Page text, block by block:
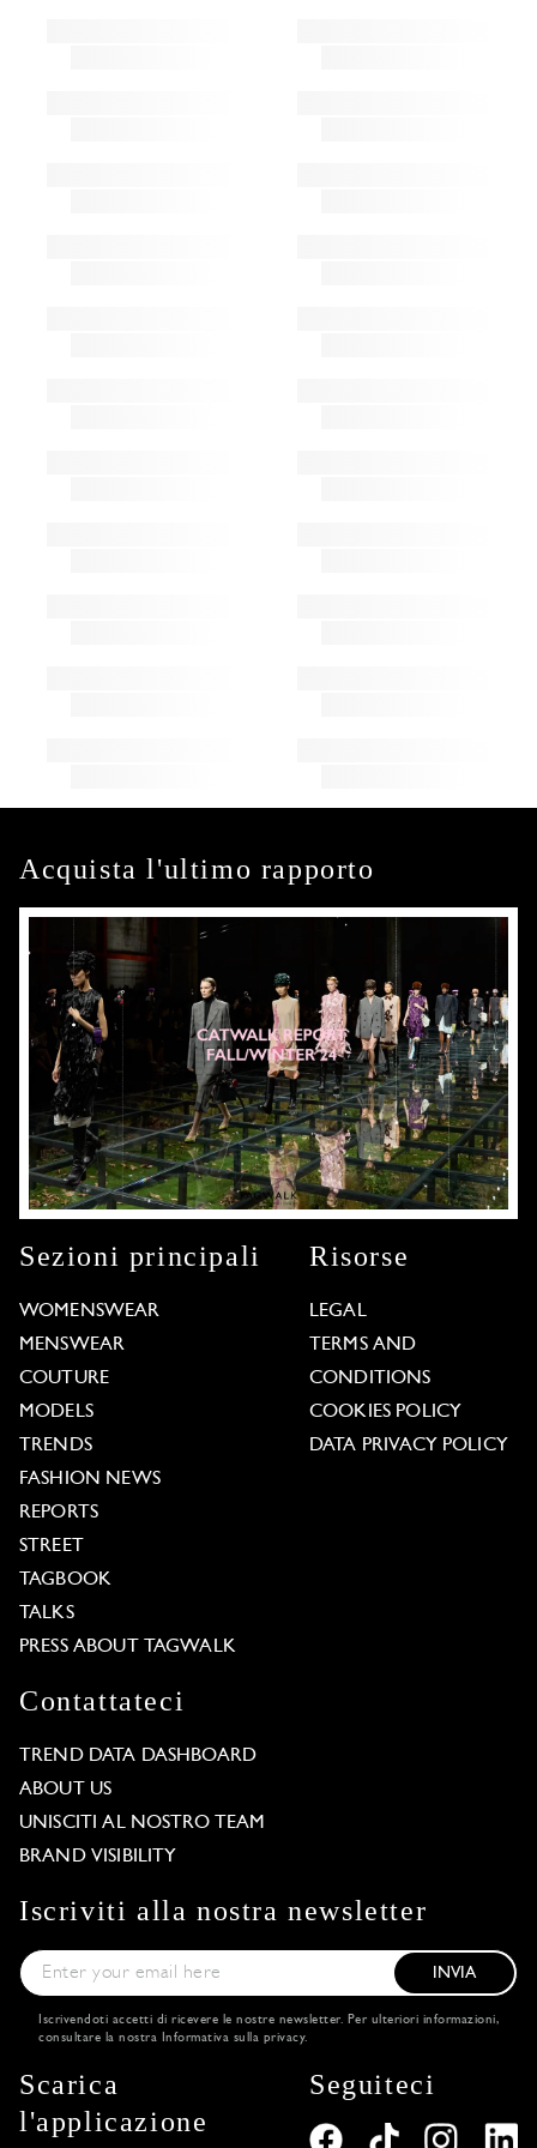
Acquista l'ultimo rapporto
Sezioni principali
WOMENSWEAR
MENSWEAR
COUTURE
MODELS
TRENDS
FASHION NEWS
REPORTS
STREET
TAGBOOK
TALKS
PRESS ABOUT TAGWALK
Risorse
LEGAL
TERMS AND
CONDITIONS
COOKIES POLICY
DATA PRIVACY POLICY
Contattateci
TREND DATA DASHBOARD
ABOUT US
UNISCITI AL NOSTRO TEAM
BRAND VISIBILITY
Iscriviti alla nostra newsletter
INVIA
Iscrivendoti accetti di ricevere le nostre newsletter. Per ulteriori informazioni,
consultare la nostra
Informativa sulla privacy.
Scarica
l'applicazione
Seguiteci